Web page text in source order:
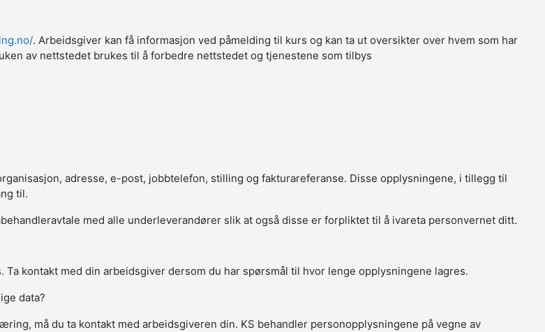
. Arbeidsgiver kan få informasjon ved påmelding til kurs og kan ta ut oversikter over hvem som har
av nettstedet brukes til å forbedre nettstedet og tjenestene som tilbys
adresse, e-post, jobbtelefon, stilling og fakturareferanse. Disse opplysningene, i tillegg til
til.
med alle underleverandører slik at også disse er forpliktet til å ivareta personvernet ditt.
kontakt med din arbeidsgiver dersom du har spørsmål til hvor lenge opplysningene lagres.
data?
må du ta kontakt med arbeidsgiveren din. KS behandler personopplysningene på vegne av